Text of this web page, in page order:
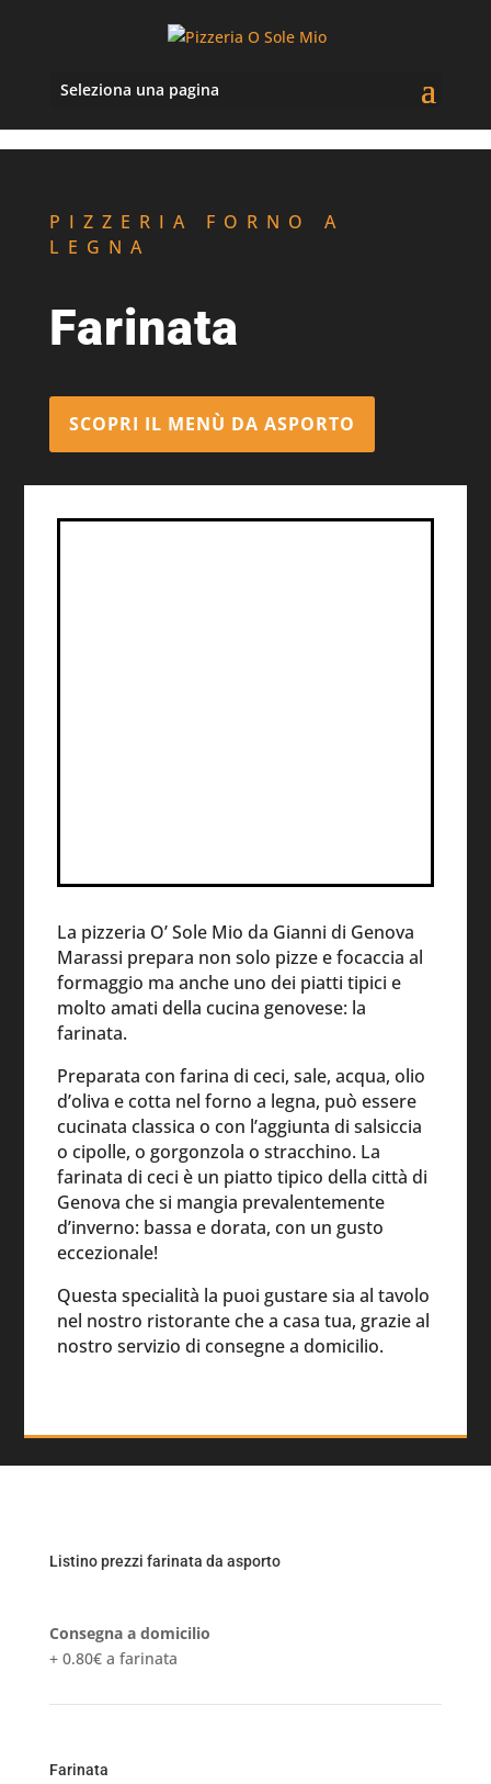
Seleziona una pagina
PIZZERIA FORNO A
LEGNA
Farinata
SCOPRI IL MENÙ DA ASPORTO
La pizzeria O’ Sole Mio da Gianni di Genova
Marassi prepara non solo pizze e focaccia al
formaggio ma anche uno dei piatti tipici e
molto amati della cucina genovese: la
farinata.
Preparata con farina di ceci, sale, acqua, olio
d’oliva e cotta nel forno a legna, può essere
cucinata classica o con l’aggiunta di salsiccia
o cipolle, o gorgonzola o stracchino. La
farinata di ceci è un piatto tipico della città di
Genova che si mangia prevalentemente
d’inverno: bassa e dorata, con un gusto
eccezionale!
Questa specialità la puoi gustare sia al tavolo
nel nostro ristorante che a casa tua, grazie al
nostro servizio di consegne a domicilio.
Listino prezzi farinata da asporto
Consegna a domicilio
+ 0.80€ a farinata
Farinata